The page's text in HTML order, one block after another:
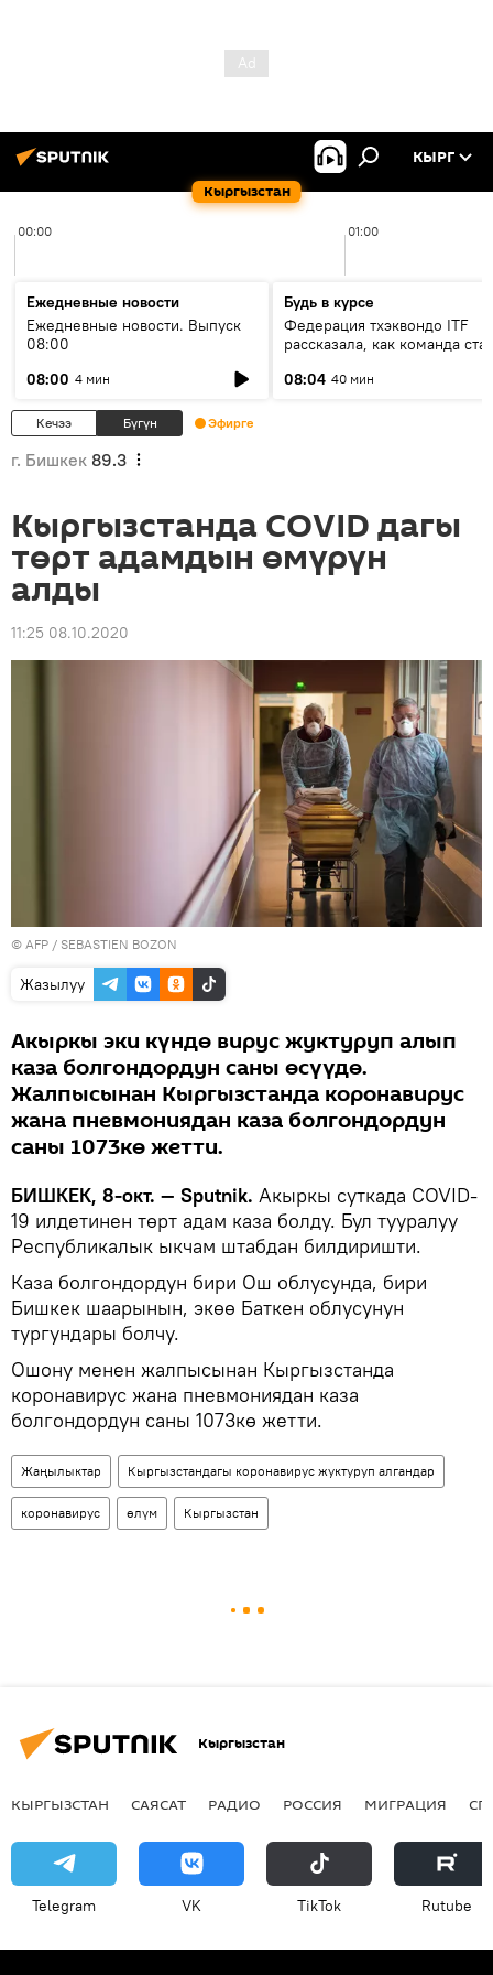
Кыргызстан
КЫРГ
00:00 01:00
Ежедневные новости
Ежедневные новости. Выпуск
08:00
08:00 4 мин
Будь в курсе
Федерация тхэквондо ITF
рассказала, как команда
08:04 40 мин
Кечээ Бүгүн Эфирге
г. Бишкек 89.3
Кыргызстанда COVID дагы
төрт адамдын өмүрүн
алды
11:25 08.10.2020
© AFP / SEBASTIEN BOZON
Жазылуу
Акыркы эки күндө вирус жуктуруп алып
каза болгондордун саны өсүүдө.
Жалпысынан Кыргызстанда коронавирус
жана пневмониядан каза болгондордун
саны 1073кө жетти.
БИШКЕК, 8-окт. — Sputnik. Акыркы суткада COVID-
19 илдетинен төрт адам каза болду. Бул тууралуу
Республикалык ыкчам штабдан билдиришти.
Каза болгондордун бири Ош облусунда, бири
Бишкек шаарынын, экөө Баткен облусунун
тургундары болчу.
Ошону менен жалпысынан Кыргызстанда
коронавирус жана пневмониядан каза
болгондордун саны 1073кө жетти.
Жаңылыктар Кыргызстандагы коронавирус жуктуруп алгандар
коронавирус өлүм Кыргызстан
Кыргызстан
КЫРГЫЗСТАН САЯСАТ РАДИО РОССИЯ МИГРАЦИЯ
Telegram VK ТikТоk Rutube